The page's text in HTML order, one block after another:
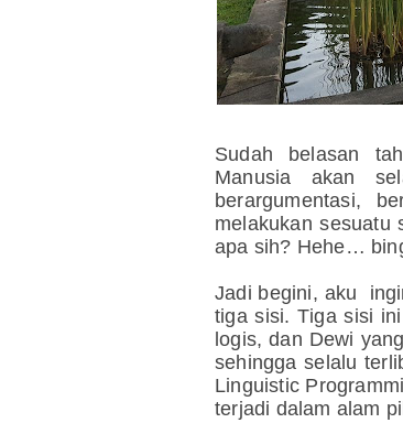
Sudah belasan
Manusia akan
berargumentasi,
melakukan
apa sih? Hehe…
Jadi begini, aku
tiga sisi. Tiga sisi
logis, dan Dewi
sehingga selalu
Linguistic
terjadi dalam alam